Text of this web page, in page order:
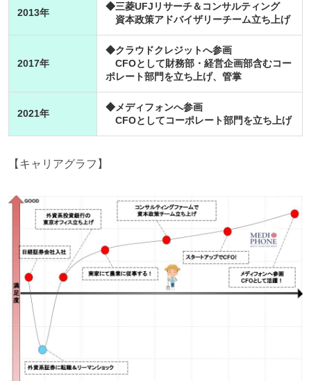
2013年
◆三菱UFJリサーチ＆コンサルティング
資本政策アドバイザリーチーム立ち上げ
2017年
◆クラウドクレジットへ参画
CFOとして財務部・経営企画部含むコー
ポレート部門を立ち上げ、管掌
2021年
◆メディフォンへ参画
CFOとしてコーポレート部門を立ち上げ
【キャリアグラフ】